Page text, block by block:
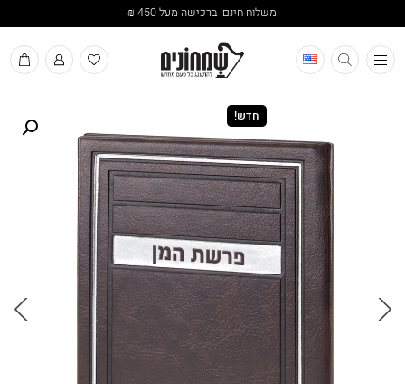
משלוח חינם! ברכישה מעל 450 ₪
תפריט
חדש!